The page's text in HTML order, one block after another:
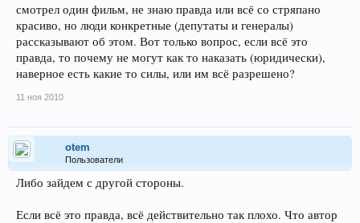
смотрел один фильм, не знаю правда или всё со стряпано
красиво, но люди конкретные (депутаты и генералы)
рассказывают об этом. Вот только вопрос, если всё это
правда, то почему не могут как то наказать (юридически),
наверное есть какие то силы, или им всё разрешено?
11 ноя 2010
otem
Пользователи
Либо зайдем с другой стороны.
Если всё это правда, всё действительно так плохо. Что автор